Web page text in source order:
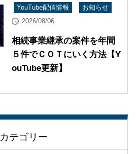
YouTube配信情報
お知らせ
2026/08/06
相続事業継承の案件を年間
５件でＣＯＴにいく方法【Y
ouTube更新】
カテゴリー